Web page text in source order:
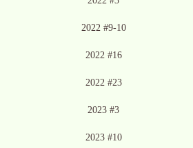
2022 #9-10
2022 #16
2022 #23
2023 #3
2023 #10